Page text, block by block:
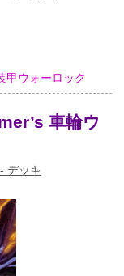
甲ウォーロック
車輪ウ
デッキ